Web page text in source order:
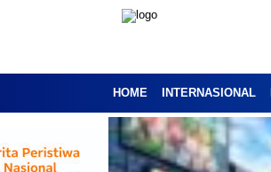
HOME INTERNASIONAL